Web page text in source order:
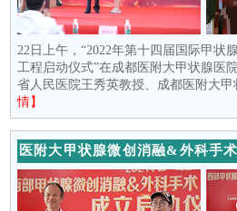
22日上午，“2022年第十四届国际甲状
工程启动仪式”在成都医附大甲状腺医
省人民医院王秀英教授、成都医附大甲
情】
医附大甲状腺微创消融&外科手